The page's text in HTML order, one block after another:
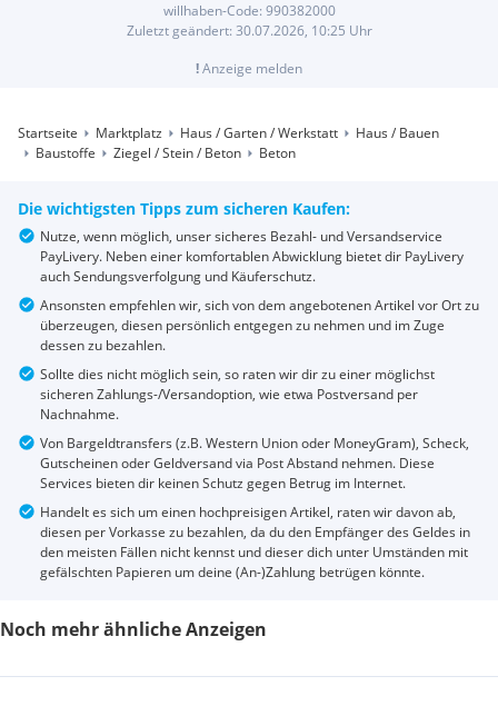
willhaben-Code: 990382000
Zuletzt geändert: 30.07.2026, 10:25 Uhr
!Anzeige melden
Startseite Marktplatz Haus / Garten / Werkstatt
Haus / Bauen
Baustoffe
Ziegel / Stein / Beton Beton
Die wichtigsten Tipps zum sicheren Kaufen:
Nutze, wenn möglich, unser sicheres Bezahl- und Versandservice
PayLivery. Neben einer komfortablen Abwicklung bietet dir PayLivery
auch Sendungsverfolgung und Käuferschutz.
Ansonsten empfehlen wir, sich von dem angebotenen Artikel vor Ort zu
überzeugen, diesen persönlich entgegen zu nehmen und im Zuge
dessen zu bezahlen.
Sollte dies nicht möglich sein, so raten wir dir zu einer möglichst
sicheren Zahlungs-/Versandoption, wie etwa Postversand per
Nachnahme.
Von Bargeldtransfers (z.B. Western Union oder MoneyGram), Scheck,
Gutscheinen oder Geldversand via Post Abstand nehmen. Diese
Services bieten dir keinen Schutz gegen Betrug im Internet.
Handelt es sich um einen hochpreisigen Artikel, raten wir davon ab,
diesen per Vorkasse zu bezahlen, da du den Empfänger des Geldes in
den meisten Fällen nicht kennst und dieser dich unter Umständen mit
gefälschten Papieren um deine (An-)Zahlung betrügen könnte.
Noch mehr ähnliche Anzeigen